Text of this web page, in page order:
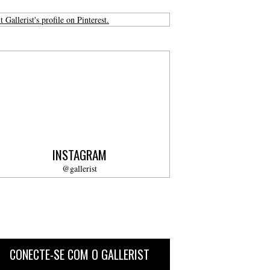
Gallerist's profile on Pinterest.
INSTAGRAM
@gallerist
CONECTE-SE COM O GALLERIST